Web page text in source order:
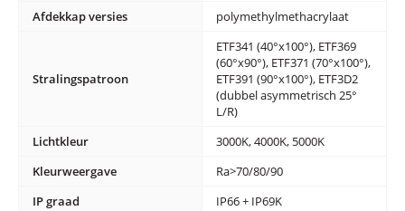
Afdekkap versies
polymethylmethacrylaat
Stralingspatroon
ETF341 (40°x100°), ETF369
(60°x90°), ETF371 (70°x100°),
ETF391 (90°x100°), ETF3D2
(dubbel asymmetrisch 25°
L/R)
Lichtkleur
3000K, 4000K, 5000K
Kleurweergave
Ra>70/80/90
IP graad
IP66 + IP69K